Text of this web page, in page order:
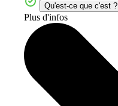
Qu'est-ce que c'est ?
Plus d'infos